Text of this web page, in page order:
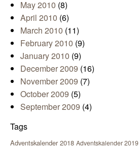
May 2010 (8)
April 2010 (6)
March 2010 (11)
February 2010 (9)
January 2010 (9)
December 2009 (16)
November 2009 (7)
October 2009 (5)
September 2009 (4)
Tags
Adventskalender 2018 Adventskalender 2019